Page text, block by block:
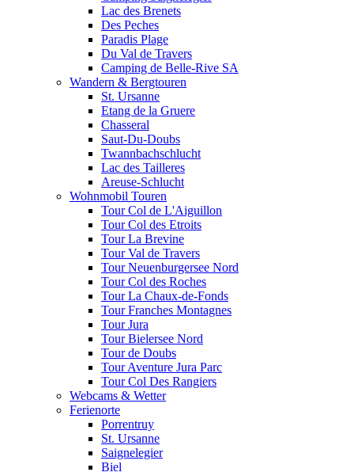
Lac des Brenets
Des Peches
Paradis Plage
Du Val de Travers
Camping de Belle-Rive SA
Wandern & Bergtouren
St. Ursanne
Etang de la Gruere
Chasseral
Saut-Du-Doubs
Twannbachschlucht
Lac des Tailleres
Areuse-Schlucht
Wohnmobil Touren
Tour Col de L'Aiguillon
Tour Col des Etroits
Tour La Brevine
Tour Val de Travers
Tour Neuenburgersee Nord
Tour Col des Roches
Tour La Chaux-de-Fonds
Tour Franches Montagnes
Tour Jura
Tour Bielersee Nord
Tour de Doubs
Tour Aventure Jura Parc
Tour Col Des Rangiers
Webcams & Wetter
Ferienorte
Porrentruy
St. Ursanne
Saignelegier
Biel